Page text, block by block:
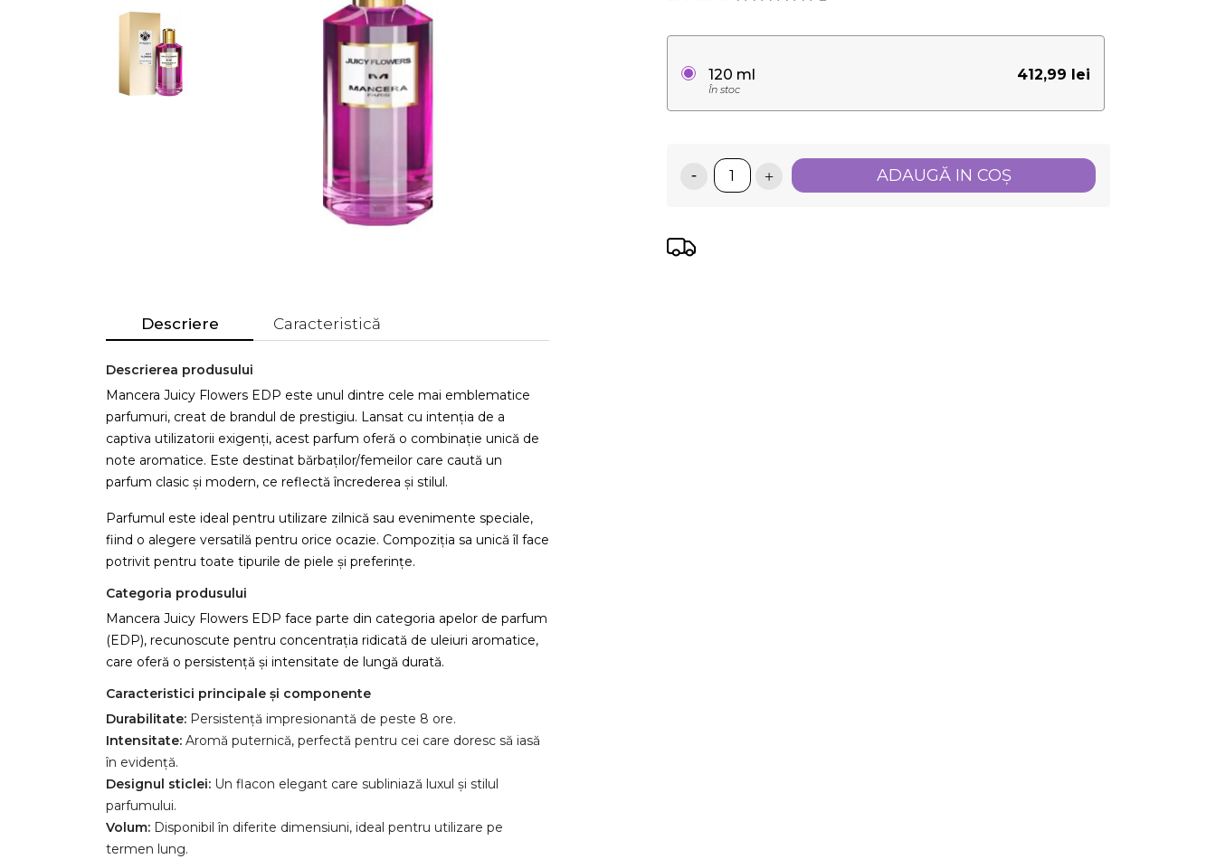
Descriere Caracteristică
Descrierea produsului
Mancera Juicy Flowers EDP este unul dintre cele mai emblematice
parfumuri, creat de brandul de prestigiu. Lansat cu intenția de a
captiva utilizatorii exigenți, acest parfum oferă o combinație unică de
note aromatice. Este destinat bărbaților/femeilor care caută un
parfum clasic și modern, ce reflectă încrederea și stilul.
Parfumul este ideal pentru utilizare zilnică sau evenimente speciale,
fiind o alegere versatilă pentru orice ocazie. Compoziția sa unică îl face
potrivit pentru toate tipurile de piele și preferințe.
Categoria produsului
Mancera Juicy Flowers EDP face parte din categoria apelor de parfum
(EDP), recunoscute pentru concentrația ridicată de uleiuri aromatice,
care oferă o persistență și intensitate de lungă durată.
Caracteristici principale și componente
Durabilitate: Persistență impresionantă de peste 8 ore.
Intensitate: Aromă puternică, perfectă pentru cei care doresc să iasă
în evidență.
Designul sticlei: Un flacon elegant care subliniază luxul și stilul
parfumului.
Volum: Disponibil în diferite dimensiuni, ideal pentru utilizare pe
termen lung.
412,99 lei
120 ml
În stoc
ADAUGĂ IN COŞ